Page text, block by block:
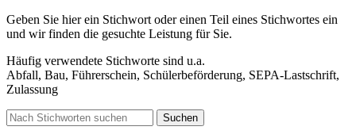
Geben Sie hier ein Stichwort oder einen Teil eines Stichwortes ein
und wir finden die gesuchte Leistung für Sie.
Häufig verwendete Stichworte sind u.a.
Abfall, Bau, Führerschein, Schülerbeförderung, SEPA-Lastschrift,
Zulassung
Suchen